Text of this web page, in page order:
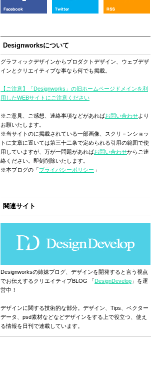
Designworksについて
グラフィックデザインからプロダクトデザイン、ウェブデザ
インとクリエイティブな事なら何でも掲載。
【ご注意】「Designworks」の旧ホームページドメインを利
用したWEBサイトにご注意ください
※ご意見、ご感想、連絡事項などがあればお問い合わせより
お願いたします。
※当サイトのに掲載されている一部画像、スクリ－ンショッ
トに文章に置いては第三十二条で定められる引用の範囲で使
用していますが、万が一問題があればお問い合わせからご連
絡ください。即刻削除いたします。
※本ブログの「プライバシーポリシー 」
関連サイト
Designworksの姉妹ブログ、デザインを開発すると言う視点
でお伝えするクリエイティブBLOG 「DesignDevelop 」を運
営中！
デザインに関する技術的な部分。デザイン、Tips、ベクター
データ、psd素材などなどデザインをする上で役立つ、使え
る情報を日刊で連載しています。